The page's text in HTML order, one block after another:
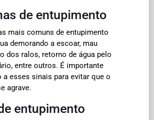
de entupimento
mais comuns de entupimento
demorando a escoar, mau
dos ralos, retorno de água pelo
entre outros. É importante
a esses sinais para evitar que o
agrave.
entupimento